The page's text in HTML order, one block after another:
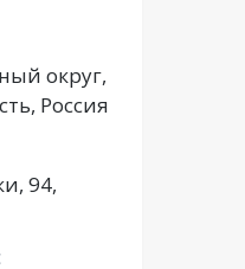
округ,
Россия
94,